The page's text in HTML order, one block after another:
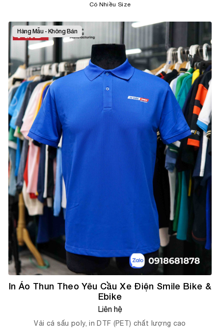
Có Nhiều Size
Hàng Mẫu - Không Bán
In Áo Thun Theo Yêu Cầu Xe Điện Smile Bike &
Ebike
Liên hệ
Vải cá sấu poly, in DTF (PET) chất lượng cao